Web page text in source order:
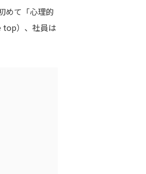
めて「心理的
top）、社員は